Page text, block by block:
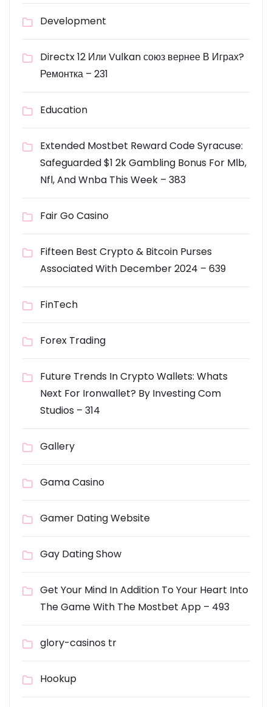
Development
Directx 12 Или Vulkan союз вернее В Играх?
Ремонтка – 231
Education
Extended Mostbet Reward Code Syracuse:
Safeguarded $1 2k Gambling Bonus For Mlb,
Nfl, And Wnba This Week – 383
Fair Go Casino
Fifteen Best Crypto & Bitcoin Purses
Associated With December 2024 – 639
FinTech
Forex Trading
Future Trends In Crypto Wallets: Whats
Next For Ironwallet? By Investing Com
Studios – 314
Gallery
Gama Casino
Gamer Dating Website
Gay Dating Show
Get Your Mind In Addition To Your Heart Into
The Game With The Mostbet App – 493
glory-casinos tr
Hookup